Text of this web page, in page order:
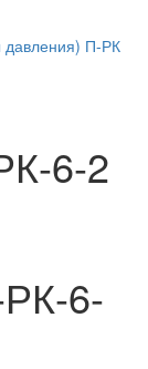
давления) П-РК
6-2
6-